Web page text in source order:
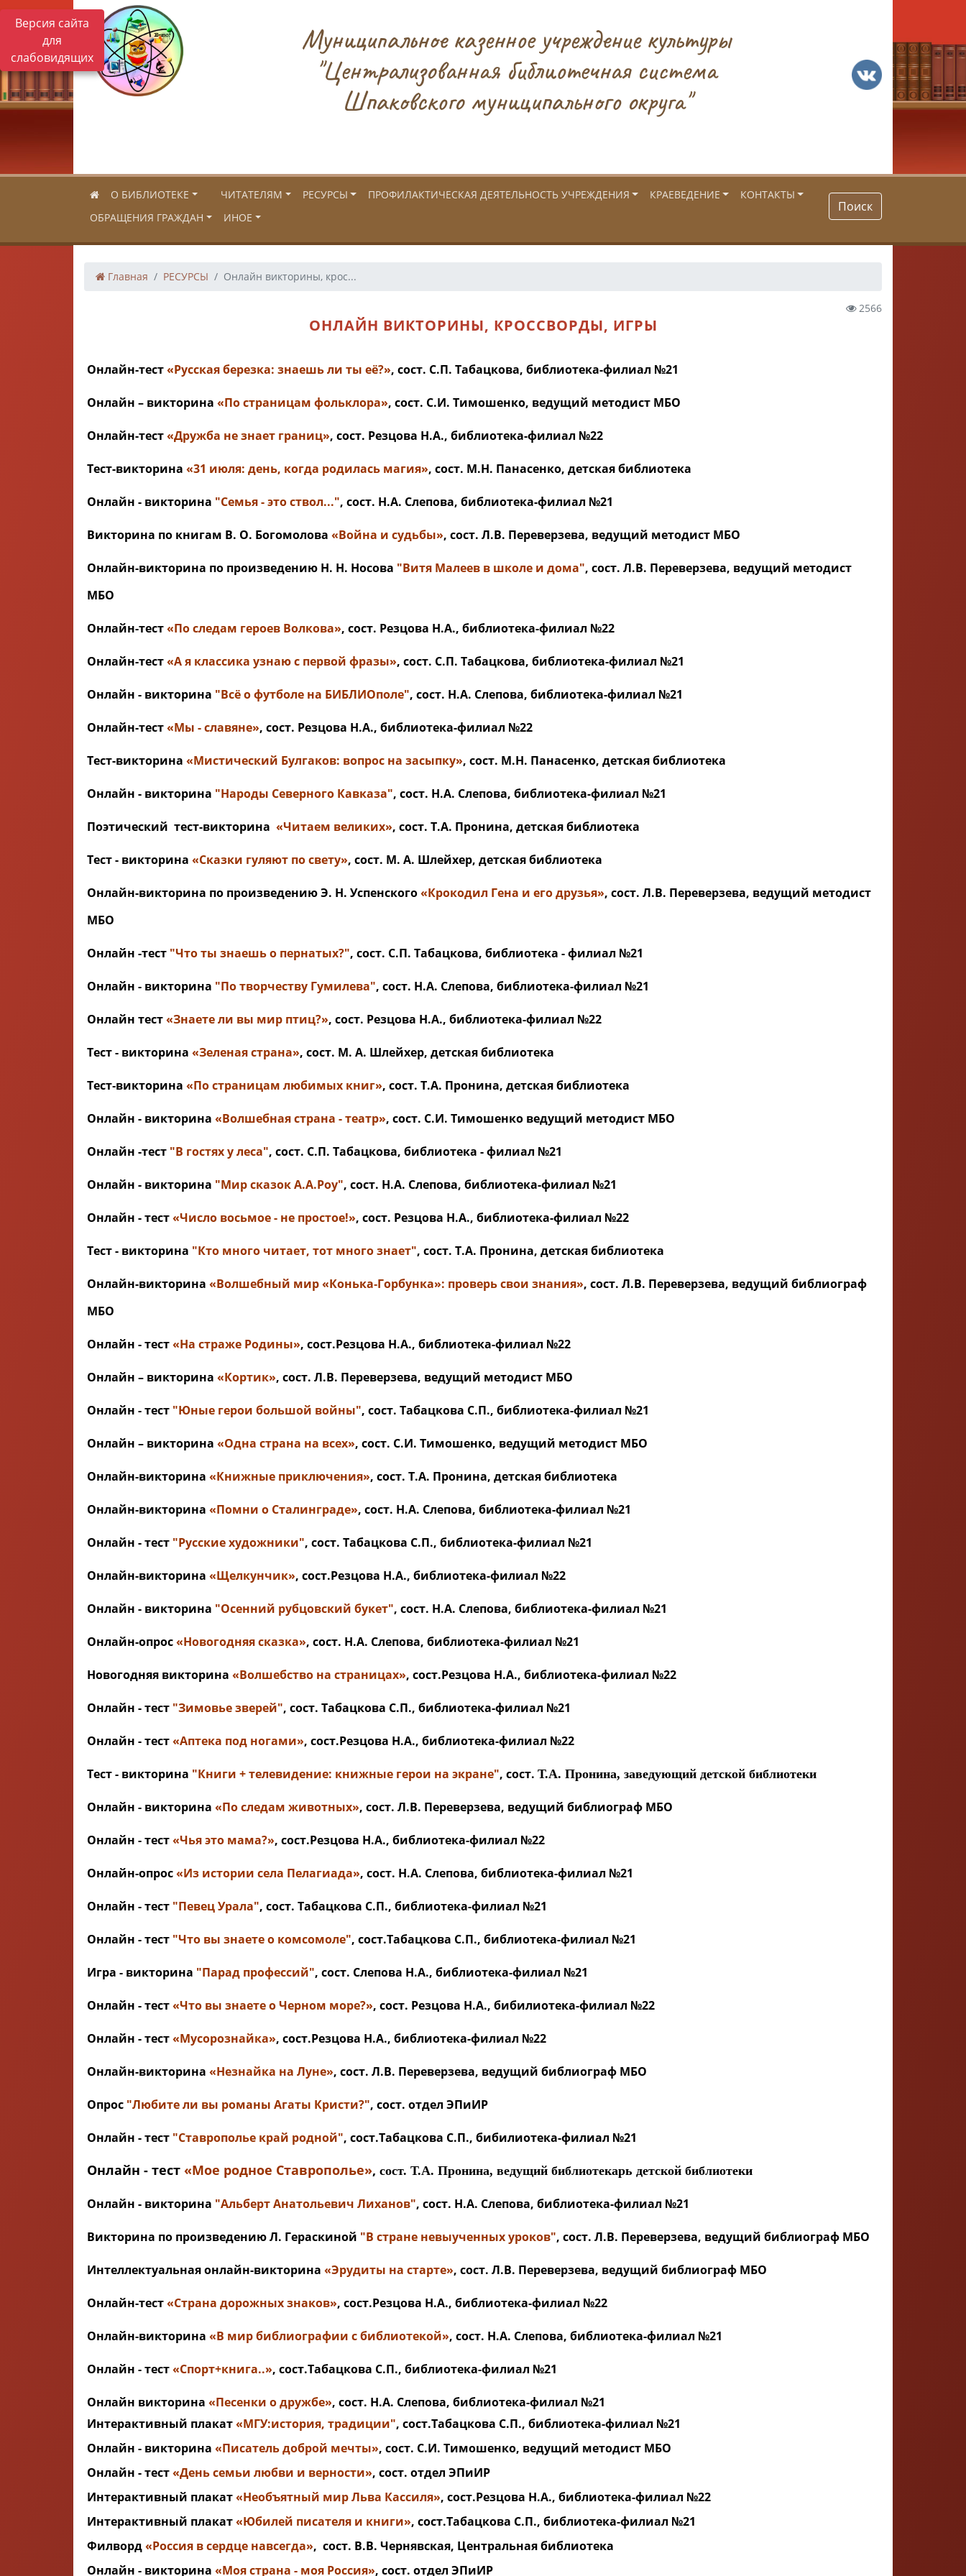
Версия сайта
для
слабовидящих
Муниципальное казенное учреждение культуры
"Централизованная библиотечная система
Шпаковского муниципального округа"
О БИБЛИОТЕКЕ ЧИТАТЕЛЯМ РЕСУРСЫ ПРОФИЛАКТИЧЕСКАЯ ДЕЯТЕЛЬНОСТЬ УЧРЕЖДЕНИЯ КРАЕВЕДЕНИЕ
КОНТАКТЫ
ОБРАЩЕНИЯ ГРАЖДАН
ИНОЕ
Поиск
Главная РЕСУРСЫ Онлайн викторины, крос...
2566
ОНЛАЙН ВИКТОРИНЫ, КРОССВОРДЫ, ИГРЫ
Онлайн-тест«Русская березка: знаешь ли ты её?», сост. С.П. Табацкова, библиотека-филиал №21
Онлайн – викторина «По страницам фольклора», сост. С.И. Тимошенко, ведущий методист МБО
Онлайн-тест«Дружба не знает границ», сост. Резцова Н.А., библиотека-филиал №22
Тест-викторина «31 июля: день, когда родилась магия», сост. М.Н. Панасенко, детская библиотека
Онлайн - викторина "Семья - это ствол...", сост. Н.А. Слепова, библиотека-филиал №21
Викторина по книгам В. О. Богомолова «Война и судьбы», сост. Л.В. Переверзева, ведущий методист МБО
Онлайн-викторина по произведению Н. Н. Носова "Витя Малеев в школе и дома", сост. Л.В. Переверзева, ведущий методист
МБО
Онлайн-тест«По следам героев Волкова», сост. Резцова Н.А., библиотека-филиал №22
Онлайн-тест«А я классика узнаю с первой фразы», сост. С.П. Табацкова, библиотека-филиал №21
Онлайн - викторина "Всё о футболе на БИБЛИОполе", сост. Н.А. Слепова, библиотека-филиал №21
Онлайн-тест«Мы - славяне», сост. Резцова Н.А., библиотека-филиал №22
Тест-викторина «Мистический Булгаков: вопрос на засыпку», сост. М.Н. Панасенко, детская библиотека
Онлайн - викторина "Народы Северного Кавказа", сост. Н.А. Слепова, библиотека-филиал №21
Поэтический тест-викторина «Читаем великих», сост. Т.А. Пронина, детская библиотека
Тест - викторина «Сказки гуляют по свету», сост. М. А. Шлейхер, детская библиотека
Онлайн-викторина по произведению Э. Н. Успенского«Крокодил Гена и его друзья», сост. Л.В. Переверзева, ведущий методист
МБО
Онлайн -тест "Что ты знаешь о пернатых?", сост. С.П. Табацкова, библиотека - филиал №21
Онлайн - викторина "По творчеству Гумилева", сост. Н.А. Слепова, библиотека-филиал №21
Онлайн тест«Знаете ли вы мир птиц?», сост. Резцова Н.А., библиотека-филиал №22
Тест - викторина «Зеленая страна», сост. М. А. Шлейхер, детская библиотека
Тест‑викторина «По страницам любимых книг», сост. Т.А. Пронина, детская библиотека
Онлайн - викторина «Волшебная страна - театр», сост. С.И. Тимошенко ведущий методист МБО
Онлайн -тест "В гостях у леса", сост. С.П. Табацкова, библиотека - филиал №21
Онлайн - викторина "Мир сказок А.А.Роу", сост. Н.А. Слепова, библиотека-филиал №21
Онлайн - тест«Число восьмое - не простое!», сост. Резцова Н.А., библиотека-филиал №22
Тест - викторина "Кто много читает, тот много знает", сост. Т.А. Пронина, детская библиотека
Онлайн-викторина «Волшебный мир «Конька‑Горбунка»: проверь свои знания», сост. Л.В. Переверзева, ведущий библиограф
МБО
Онлайн - тест«На страже Родины», сост.Резцова Н.А., библиотека-филиал №22
Онлайн – викторина «Кортик», сост. Л.В. Переверзева, ведущий методист МБО
Онлайн - тест "Юные герои большой войны", сост. Табацкова С.П., библиотека-филиал №21
Онлайн – викторина «Одна страна на всех», сост. С.И. Тимошенко, ведущий методист МБО
Онлайн-викторина «Книжные приключения», сост. Т.А. Пронина, детская библиотека
Онлайн-викторина «Помни о Сталинграде», сост. Н.А. Слепова, библиотека-филиал №21
Онлайн - тест "Русские художники", сост. Табацкова С.П., библиотека-филиал №21
Онлайн-викторина «Щелкунчик», сост.Резцова Н.А., библиотека-филиал №22
Онлайн - викторина "Осенний рубцовский букет", сост. Н.А. Слепова, библиотека-филиал №21
Онлайн-опрос«Новогодняя сказка», сост. Н.А. Слепова, библиотека-филиал №21
Новогодняя викторина «Волшебство на страницах», сост.Резцова Н.А., библиотека-филиал №22
Онлайн - тест "Зимовье зверей", сост. Табацкова С.П., библиотека-филиал №21
Онлайн - тест«Аптека под ногами», сост.Резцова Н.А., библиотека-филиал №22
Тест - викторина "Книги + телевидение: книжные герои на экране", сост. Т.А. Пронина, заведующий детской библиотеки
Онлайн - викторина «По следам животных», сост. Л.В. Переверзева, ведущий библиограф МБО
Онлайн - тест«Чья это мама?», сост.Резцова Н.А., библиотека-филиал №22
Онлайн-опрос«Из истории села Пелагиада», сост. Н.А. Слепова, библиотека-филиал №21
Онлайн - тест "Певец Урала", сост. Табацкова С.П., библиотека-филиал №21
Онлайн - тест "Что вы знаете о комсомоле", сост.Табацкова С.П., библиотека-филиал №21
Игра - викторина "Парад профессий", сост. Слепова Н.А., библиотека-филиал №21
Онлайн - тест«Что вы знаете о Черном море?», сост. Резцова Н.А., бибилиотека-филиал №22
Онлайн - тест«Мусорознайка», сост.Резцова Н.А., библиотека-филиал №22
Онлайн-викторина «Незнайка на Луне», сост. Л.В. Переверзева, ведущий библиограф МБО
Опрос "Любите ли вы романы Агаты Кристи?", сост. отдел ЭПиИР
Онлайн - тест "Ставрополье край родной", сост.Табацкова С.П., бибилиотека-филиал №21
Онлайн - тест «Мое родное Ставрополье», сост. Т.А. Пронина, ведущий библиотекарь детской библиотеки
Онлайн - викторина "Альберт Анатольевич Лиханов", сост. Н.А. Слепова, библиотека-филиал №21
Викторина по произведению Л. Гераскиной "В стране невыученных уроков", сост. Л.В. Переверзева, ведущий библиограф МБО
Интеллектуальная онлайн-викторина «Эрудиты на старте», сост. Л.В. Переверзева, ведущий библиограф МБО
Онлайн-тест«Страна дорожных знаков», сост.Резцова Н.А., библиотека-филиал №22
Онлайн-викторина «В мир библиографии с библиотекой», сост. Н.А. Слепова, библиотека-филиал №21
Онлайн - тест«Спорт+книга..», сост.Табацкова С.П., библиотека-филиал №21
Онлайн викторина «Песенки о дружбе», сост. Н.А. Слепова, библиотека-филиал №21
Интерактивный плакат«МГУ:история, традиции", сост.Табацкова С.П., библиотека-филиал №21
Онлайн - викторина «Писатель доброй мечты», сост. С.И. Тимошенко, ведущий методист МБО
Онлайн - тест«День семьи любви и верности», сост. отдел ЭПиИР
Интерактивный плакат«Необъятный мир Льва Кассиля», сост.Резцова Н.А., библиотека-филиал №22
Интерактивный плакат«Юбилей писателя и книги», сост.Табацкова С.П., библиотека-филиал №21
Филворд«Россия в сердце навсегда», сост. В.В. Чернявская, Центральная библиотека
Онлайн - викторина «Моя страна - моя Россия», сост. отдел ЭПиИР